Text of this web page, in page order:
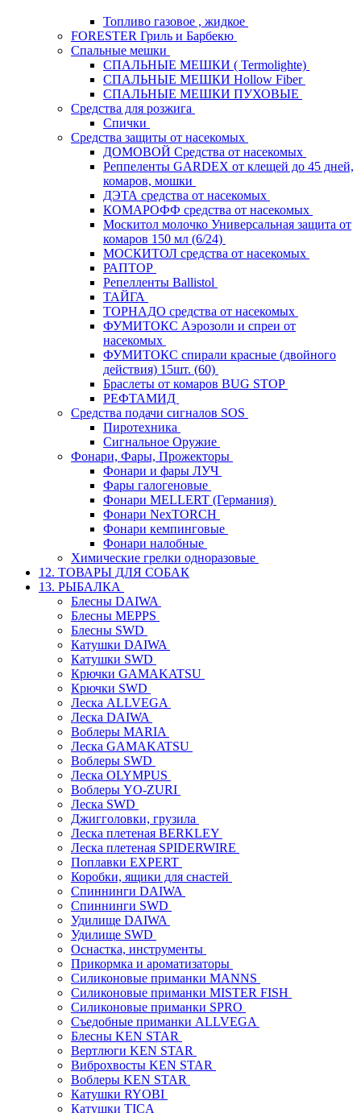
Топливо газовое , жидкое
FORESTER Гриль и Барбекю
Спальные мешки
СПАЛЬНЫЕ МЕШКИ ( Termolighte)
СПАЛЬНЫЕ МЕШКИ Hollow Fiber
СПАЛЬНЫЕ МЕШКИ ПУХОВЫЕ
Средства для розжига
Спички
Средства защиты от насекомых
ДОМОВОЙ Средства от насекомых
Реппеленты GARDEX от клещей до 45 дней,
комаров, мошки
ДЭТА средства от насекомых
КОМАРОФФ средства от насекомых
Москитол молочко Универсальная защита от
комаров 150 мл (6/24)
МОСКИТОЛ средства от насекомых
РАПТОР
Репелленты Ballistol
ТАЙГА
ТОРНАДО средства от насекомых
ФУМИТОКС Аэрозоли и спреи от
насекомых
ФУМИТОКС спирали красные (двойного
действия) 15шт. (60)
Браслеты от комаров BUG STOP
РЕФТАМИД
Средства подачи сигналов SOS
Пиротехника
Сигнальное Оружие
Фонари, Фары, Прожекторы
Фонари и фары ЛУЧ
Фары галогеновые
Фонари MELLERT (Германия)
Фонари NexTORCH
Фонари кемпинговые
Фонари налобные
Химические грелки одноразовые
12. ТОВАРЫ ДЛЯ СОБАК
13. РЫБАЛКА
Блесны DAIWA
Блесны MEPPS
Блесны SWD
Катушки DAIWA
Катушки SWD
Крючки GAMAKATSU
Крючки SWD
Леска ALLVEGA
Леска DAIWA
Воблеры MARIA
Леска GAMAKATSU
Воблеры SWD
Леска OLYMPUS
Воблеры YO-ZURI
Леска SWD
Джигголовки, грузила
Леска плетеная BERKLEY
Леска плетеная SPIDERWIRE
Поплавки EXPERT
Коробки, ящики для снастей
Спиннинги DAIWA
Спиннинги SWD
Удилище DAIWA
Удилище SWD
Оснастка, инструменты
Прикормка и ароматизаторы
Силиконовые приманки MANNS
Силиконовые приманки MISTER FISH
Силиконовые приманки SPRO
Съедобные приманки ALLVEGA
Блесны KEN STAR
Вертлюги KEN STAR
Виброхвосты KEN STAR
Воблеры KEN STAR
Катушки RYOBI
Катушки TICA